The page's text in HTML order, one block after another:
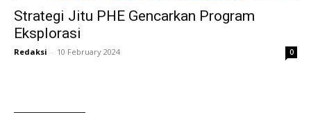
Strategi Jitu PHE Gencarkan Program
Eksplorasi
Redaksi - 10 February 2024 0